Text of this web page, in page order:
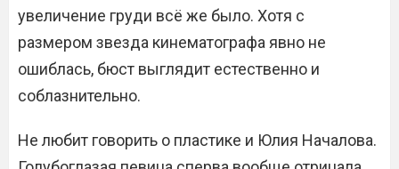
увеличение груди всё же было. Хотя с
размером звезда кинематографа явно не
ошиблась, бюст выглядит естественно и
соблазнительно.
Не любит говорить о пластике и Юлия Началова.